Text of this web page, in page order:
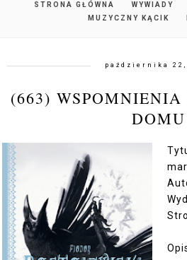
STRONA GŁÓWNA WYWIADY
MUZYCZNY KĄCIK
października 22,
(663)
DOMU